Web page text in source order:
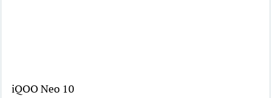
iQOO Neo 10